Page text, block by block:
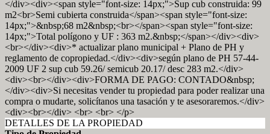
</div><div><span style="font-size: 14px;">Sup cub construida: 99
m2<br>Semi cubierta construida</span><span style="font-size:
14px;">&nbsp;68 m2&nbsp;<br></span><span style="font-size:
14px;">Total polígono y UF : 363 m2.&nbsp;</span></div><div>
<br></div><div>* actualizar plano municipal + Plano de PH y
reglamento de copropiedad.</div><div>según plano de PH 57-44-
2009 UF 2 sup cub 59.26/ semicub 20.17/ desc 283 m2.</div>
<div><br></div><div>FORMA DE PAGO: CONTADO&nbsp;
</div><div>Si necesitas vender tu propiedad para poder realizar una
compra o mudarte, solicítanos una tasación y te asesoraremos.</div>
<div><br></div> <br> <br> </p>
DETALLES DE LA PROPIEDAD